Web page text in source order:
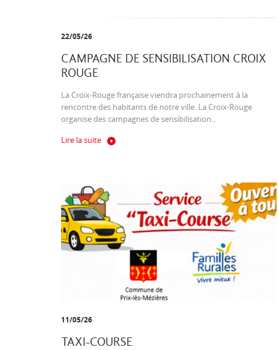
22/05/26
CAMPAGNE DE SENSIBILISATION CROIX
ROUGE
La Croix-Rouge française viendra prochainement à la
rencontre des habitants de notre ville. La Croix-Rouge
organise des campagnes de sensibilisation...
Lire la suite
11/05/26
TAXI-COURSE